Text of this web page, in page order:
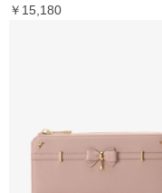
￥15,180